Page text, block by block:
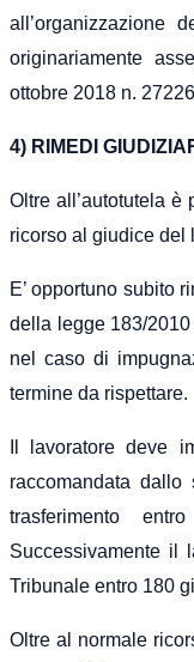
all’organizzazione
originariamente
ottobre 2018 n.
4) RIMEDI
Oltre all’autotutela
ricorso al giudice del
E’ opportuno subito
della legge 183/
nel caso di
termine da rispettare.
Il lavoratore deve
raccomandata dallo
trasferimento
Successivamente il
Tribunale entro 180
Oltre al normale